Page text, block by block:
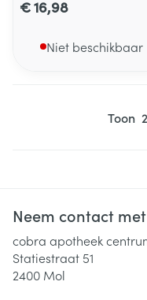
€ 16,98
Niet beschikbaar
Toon
Neem contact
cobra apotheek
Statiestraat 51
2400 Mol